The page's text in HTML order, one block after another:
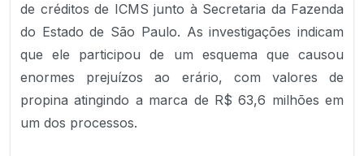
de créditos de ICMS junto à Secretaria da Fazenda
do Estado de São Paulo. As investigações indicam
que ele participou de um esquema que causou
enormes prejuízos ao erário, com valores de
propina atingindo a marca de R$ 63,6 milhões em
um dos processos.